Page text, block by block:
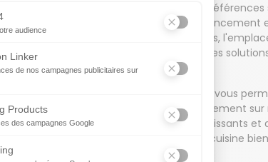
: Chaque personne a des besoins et des
votre cuisine, vous pouvez concevoir l'agencement
pouvez choisir la disposition des meubles,
et la forme des plans de travail, ainsi que les
: La personnalisation de votre cuisine vous
pouvez concevoir des solutions de rangement
des armoires encastrées aux tiroirs coulissants et
l'espace de stockage et à garder votre cuisine